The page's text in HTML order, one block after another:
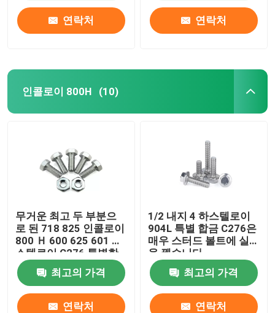
연락처 연락처
인콜로이 800H (10)
무거운 최고 두 부분으
로 된 718 825 인콜로이
800 Ｈ 600 625 601 하
스텔로이 C276 특별한
스테인레스 강 625
F468AC 마법최고의 가격
연락처
1/2 내지 4 하스텔로이
904L 특별 합금 C276은
매우 스터드 볼트에 실
을 뀄습니다
최고의 가격
연락처